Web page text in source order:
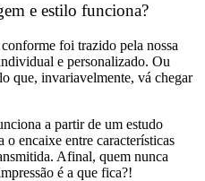
e estilo funciona?
foi trazido pela nossa
e personalizado. Ou
que, invariavelmente, vá chegar
a partir de um estudo
o encaixe entre características
Afinal, quem nunca
é a que fica?!